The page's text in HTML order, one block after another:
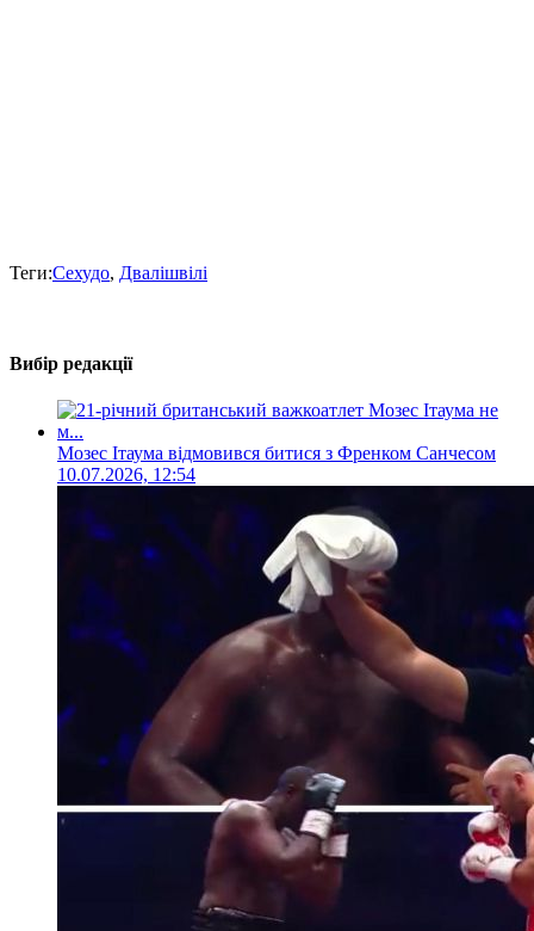
Теги:Сехудо, Двалішвілі
Вибір редакції
Мозес Ітаума відмовився битися з Френком Санчесом
10.07.2026, 12:54